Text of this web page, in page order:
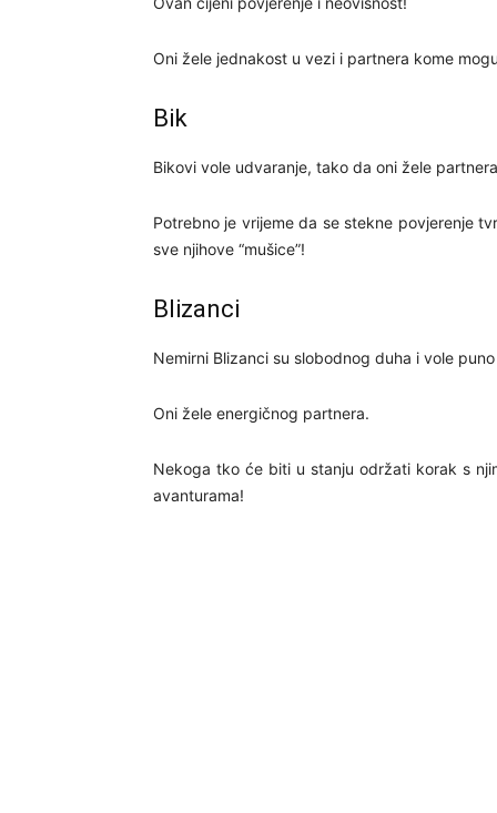
Oni žele jednakost u vezi i partnera kome
Bik
Bikovi vole udvaranje, tako da oni žele
Potrebno je vrijeme da se stekne povjerenje
sve njihove “mušice”!
Blizanci
Nemirni Blizanci su slobodnog duha i vole
Oni žele energičnog partnera.
Nekoga tko će biti u stanju održati korak s
avanturama!